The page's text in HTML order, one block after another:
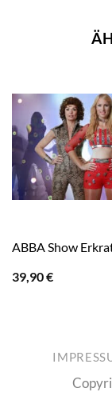
ABBA Show
39,90€